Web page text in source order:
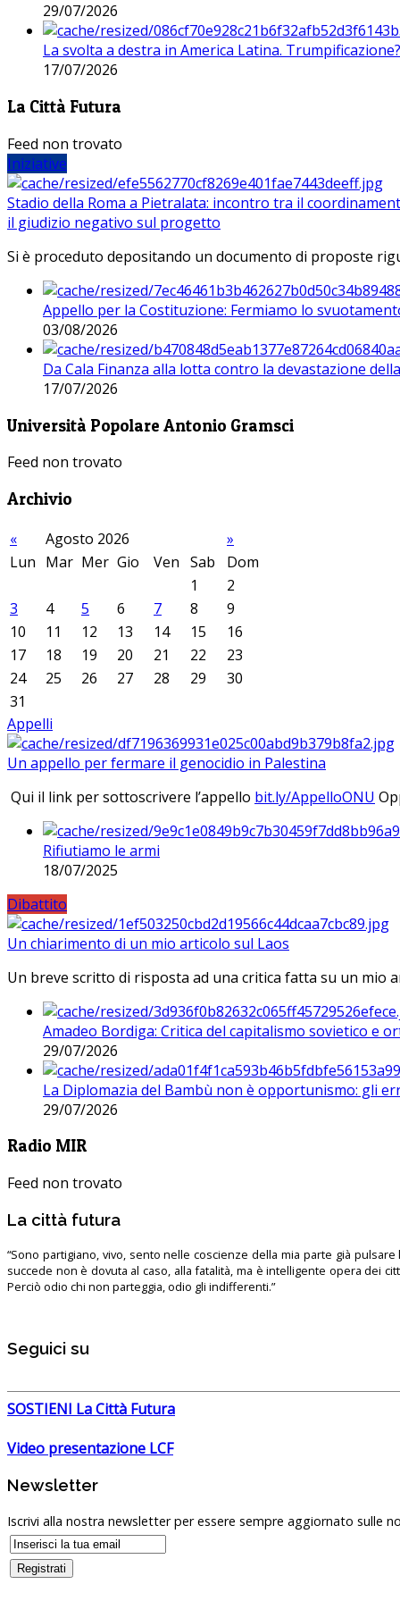
29/07/2026
La svolta a destra in America Latina. Trumpificazione?
17/07/2026
La Città Futura
Feed non trovato
Iniziative
Stadio della Roma a Pietralata: incontro tra il
il giudizio negativo sul progetto
Si è proceduto depositando un documento di proposte
Appello per la Costituzione: Fermiamo lo
03/08/2026
Da Cala Finanza alla lotta contro la devastazione
17/07/2026
Università Popolare Antonio Gramsci
Feed non trovato
Archivio
« Agosto 2026
»
Lun Mar Mer Gio Ven Sab
Dom
1
2
3
4 5 6 7 8
9
10
11 12 13 14 15
16
17
18 19 20 21 22
23
24
25 26 27 28 29
30
31
Appelli
Un appello per fermare il genocidio in Palestina
Qui il link per sottoscrivere l’appello bit.ly/AppelloONU
Rifiutiamo le armi
18/07/2025
Dibattito
Un chiarimento di un mio articolo sul Laos
Un breve scritto di risposta ad una critica fatta su un mio
Amadeo Bordiga: Critica del capitalismo sovietico e
29/07/2026
La Diplomazia del Bambù non è opportunismo: gli
29/07/2026
Radio MIR
Feed non trovato
La città futura
“Sono partigiano, vivo, sento nelle coscienze della mia parte già pulsare
succede non è dovuta al caso, alla fatalità, ma è intelligente opera dei
Perciò odio chi non parteggia, odio gli indifferenti.”
Seguici su
SOSTIENI La Città Futura
Video presentazione LCF
Newsletter
Iscrivi alla nostra newsletter per essere sempre aggiornato sulle